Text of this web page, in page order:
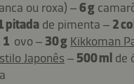
ou roxa) –6 g
pitada de pimenta – 2
1 ovo – 30 g Kikkoman
Japonês – 500 ml de